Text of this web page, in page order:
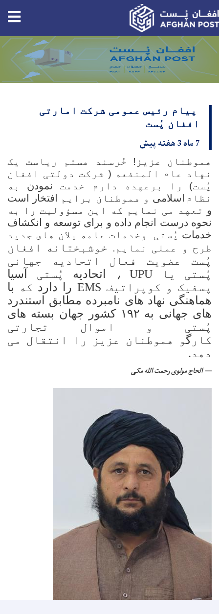
Skip
content
پیام رئیس عمومی شرکت امارتی
افغان پُست
7 ماه 3 هفته پیش
هموطنان عزیز! خُرسند هستم ریاست یک
نهاد عام المنفعه ( شرکت دولتی افغان
پُست) را برعهده دارم خدمتنمودن به
نظام اسلامی و هموطنان برایم
افتخار است
و تعهد می نمایم که این مسؤولیت را به
نحوه درست انجام داده و برای توسعه و انکشاف
خدمات پُستی وخدمات عامه پلان های جدید
طرح و عملی نمایم. خوشبختانه افغان
پُست عضویت فعال
اتحادیه جهانی
پُستی یا UPU ، اتحادیه پُستی
آسیا
پسفیک و کوپراتیف EMS ‌ را دارد که
با
هماهنگی نهاد های نامبرده مطابق استندرد
های جهانی به ۱۹۲ کشور جهان بسته های
پُستی و اموال تجارتی
کارگو هموطنان عزیز را انتقال می
دهد.
الحاج مولوی رحمت الله مکی